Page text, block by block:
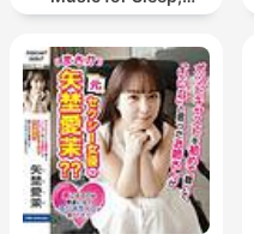
Meditation &